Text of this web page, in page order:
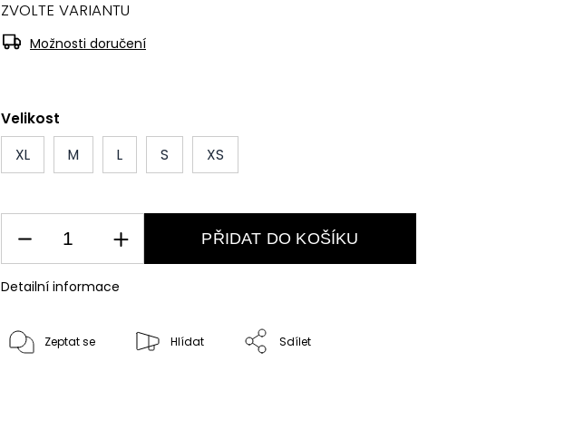
Velikost
XL
M L S XS
ZVOLTE VARIANTU
Možnosti doručení
PŘIDAT DO KOŠÍKU
Detailní informace
Zeptat se Hlídat Sdílet